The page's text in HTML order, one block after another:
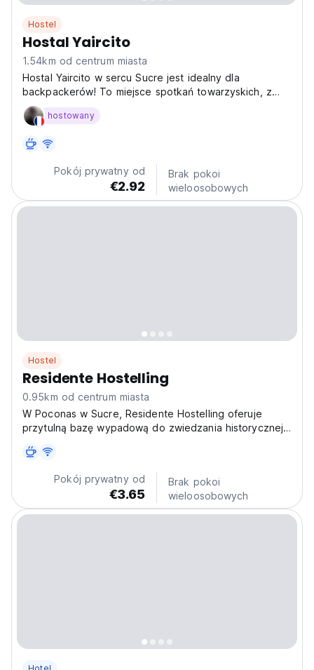
Hostel
Hostal Yaircito
1.54km od centrum miasta
Hostal Yaircito w sercu Sucre jest idealny dla
backpackerów! To miejsce spotkań towarzyskich, z
którego można zwiedzać bogatą historię i kulturę
Boliwii, położone w pobliżu kolonialnych budynków i
hostowany
Pokój prywatny od
€2.92
Brak pokoi
wieloosobowych
Hostel
Residente Hostelling
0.95km od centrum miasta
W Poconas w Sucre, Residente Hostelling oferuje
przytulną bazę wypadową do zwiedzania historycznej
pobliżu atrakcji centrum miasta. (Auto-translated from
Pokój prywatny od
€3.65
Brak pokoi
wieloosobowych